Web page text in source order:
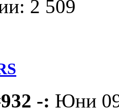
2 509
-: Юни